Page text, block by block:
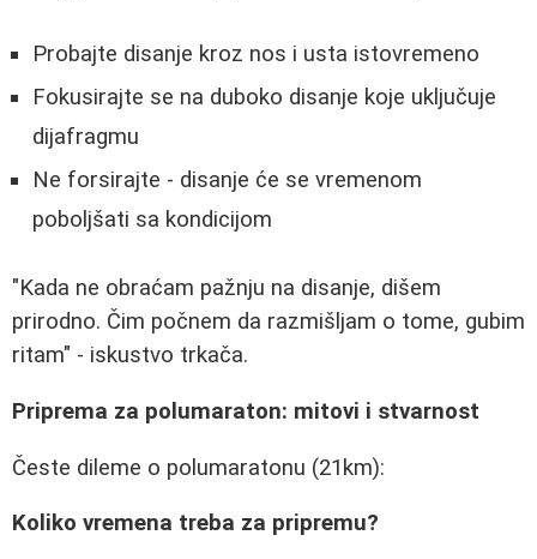
Probajte disanje kroz nos i usta istovremeno
Fokusirajte se na duboko disanje koje uključuje
dijafragmu
Ne forsirajte - disanje će se vremenom
poboljšati sa kondicijom
"Kada ne obraćam pažnju na disanje, dišem
prirodno. Čim počnem da razmišljam o tome, gubim
ritam" - iskustvo trkača.
Priprema za polumaraton: mitovi i stvarnost
Česte dileme o polumaratonu (21km):
Koliko vremena treba za pripremu?